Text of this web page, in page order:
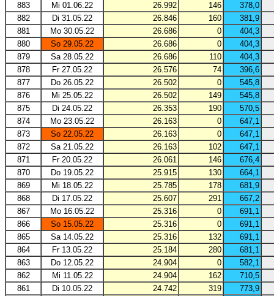
883
Mi 01.06.22 26.992 146
378,0
882
Di 31.05.22 26.846 160
381,9
881
Mo 30.05.22 26.686 0
404,3
880
So 29.05.22 26.686 0
404,3
879
Sa 28.05.22 26.686 110
404,3
878
Fr 27.05.22 26.576 74
396,6
877
Do 26.05.22 26.502 0
545,8
876
Mi 25.05.22 26.502 149
545,8
875
Di 24.05.22 26.353 190
570,5
874
Mo 23.05.22 26.163 0
647,1
873
So 22.05.22 26.163 0
647,1
872
Sa 21.05.22 26.163 102
647,1
871
Fr 20.05.22 26.061 146
676,4
870
Do 19.05.22 25.915 130
664,1
869
Mi 18.05.22 25.785 178
681,9
868
Di 17.05.22 25.607 291
667,2
867
Mo 16.05.22 25.316 0
691,1
866
So 15.05.22 25.316 0
691,1
865
Sa 14.05.22 25.316 132
691,1
864
Fr 13.05.22 25.184 280
681,1
863
Do 12.05.22 24.904 0
582,1
862
Mi 11.05.22 24.904 162
710,5
861
Di 10.05.22 24.742 319
773,9